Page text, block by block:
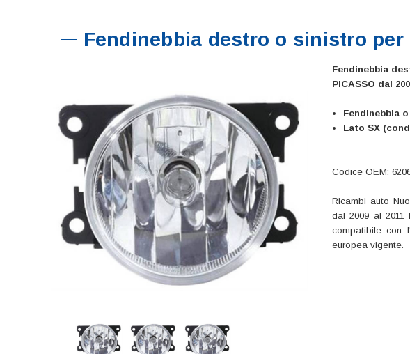
Fendinebbia destro o sinistro per
Fendinebbia
PICASSO dal
Fendinebbia o
Lato SX
Codice OEM:
Ricambi auto
dal 2009 al 2011
compatibile con
europea vigente.